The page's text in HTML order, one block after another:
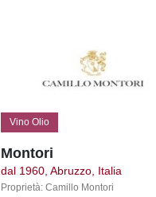
Vino Olio
Montori
dal 1960, Abruzzo, Italia
Proprietà: Camillo Montori